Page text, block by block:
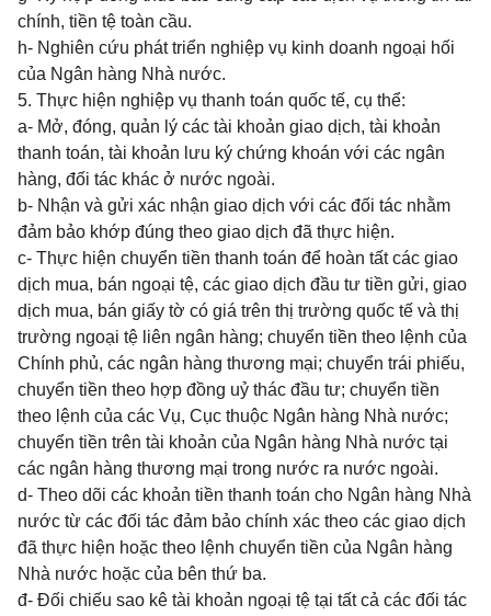
chính, tiền tệ toàn cầu.
h- Nghiên cứu phát triển nghiệp vụ kinh doanh ngoại hối
của Ngân hàng Nhà nước.
5. Thực hiện nghiệp vụ thanh toán quốc tế, cụ thể:
a- Mở, đóng, quản lý các tài khoản giao dịch, tài khoản
thanh toán, tài khoản lưu ký chứng khoán với các ngân
hàng, đối tác khác ở nước ngoài.
b- Nhận và gửi xác nhận giao dịch với các đối tác nhằm
đảm bảo khớp đúng theo giao dịch đã thực hiện.
c- Thực hiện chuyển tiền thanh toán để hoàn tất các giao
dịch mua, bán ngoại tệ, các giao dịch đầu tư tiền gửi, giao
dịch mua, bán giấy tờ có giá trên thị trường quốc tế và thị
trường ngoại tệ liên ngân hàng; chuyển tiền theo lệnh của
Chính phủ, các ngân hàng thương mại; chuyển trái phiếu,
chuyển tiền theo hợp đồng uỷ thác đầu tư; chuyển tiền
theo lệnh của các Vụ, Cục thuộc Ngân hàng Nhà nước;
chuyển tiền trên tài khoản của Ngân hàng Nhà nước tại
các ngân hàng thương mại trong nước ra nước ngoài.
d- Theo dõi các khoản tiền thanh toán cho Ngân hàng Nhà
nước từ các đối tác đảm bảo chính xác theo các giao dịch
đã thực hiện hoặc theo lệnh chuyển tiền của Ngân hàng
Nhà nước hoặc của bên thứ ba.
đ- Đối chiếu sao kê tài khoản ngoại tệ tại tất cả các đối tác